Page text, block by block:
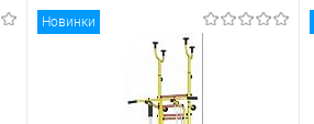
В корзину
Купить в 1 клик
Новинки